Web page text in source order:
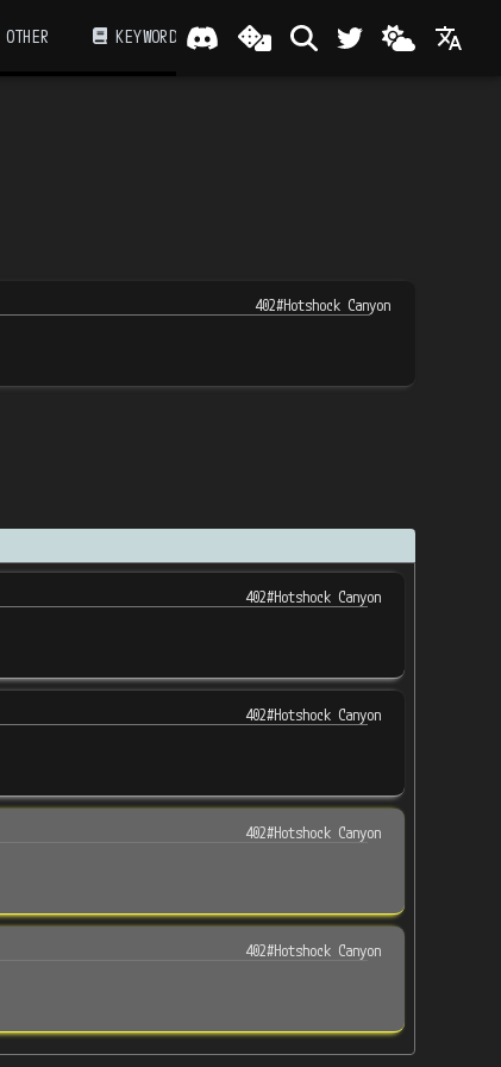
OTHER KEYWORD
402#Hotshock Canyon
402#Hotshock Canyon
402#Hotshock Canyon
402#Hotshock Canyon
402#Hotshock Canyon